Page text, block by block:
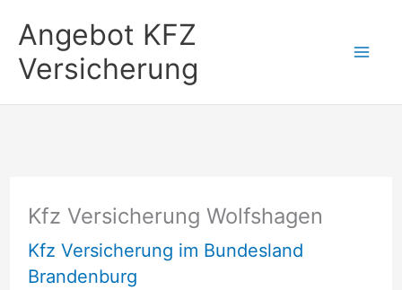
Inhalt
springen
Angebot KFZ
Versicherung
Kfz Versicherung Wolfshagen
Kfz Versicherung im Bundesland
Brandenburg